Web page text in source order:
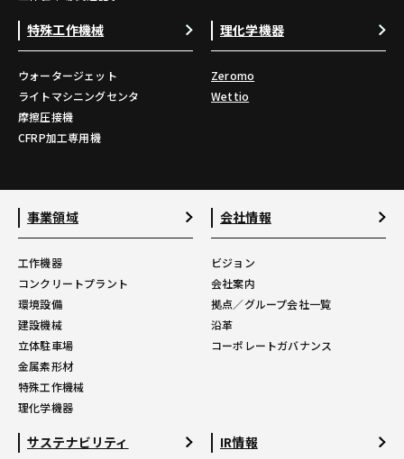
特殊工作機械
ウォータージェット
ライトマシニングセンタ
摩擦圧接機
CFRP加工専用機
理化学機器
Zeromo
Wettio
事業領域
工作機器
コンクリートプラント
環境設備
建設機械
立体駐車場
金属素形材
特殊工作機械
理化学機器
会社情報
ビジョン
会社案内
拠点／グループ会社一覧
沿革
コーポレートガバナンス
サステナビリティ IR情報